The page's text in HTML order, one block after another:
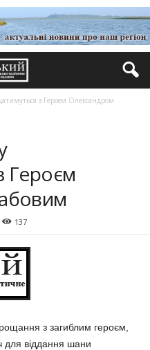
з Героєм Олександром
Героєм
137
з загиблим героєм,
для віддання шани